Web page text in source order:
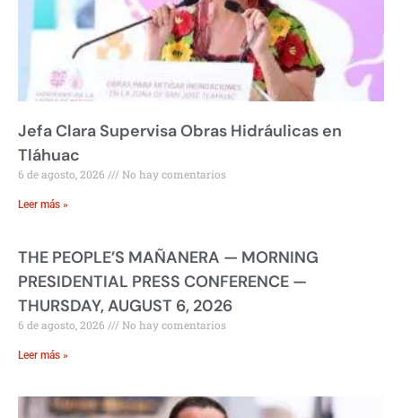
Jefa Clara Supervisa Obras Hidráulicas en
Tláhuac
6 de agosto, 2026 No hay comentarios
Leer más »
THE PEOPLE’S MAÑANERA — MORNING
PRESIDENTIAL PRESS CONFERENCE —
THURSDAY, AUGUST 6, 2026
6 de agosto, 2026 No hay comentarios
Leer más »